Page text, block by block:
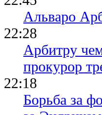
Альваро
22:28
Арбитру
прокурор
22:18
Борьба за